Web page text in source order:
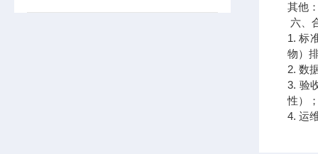
其他
六、
1. 标
物）
2. 数
3. 验
性）
4. 运